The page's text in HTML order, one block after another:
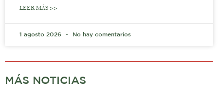
LEER MÁS >>
1 agosto 2026 No hay comentarios
MÁS NOTICIAS